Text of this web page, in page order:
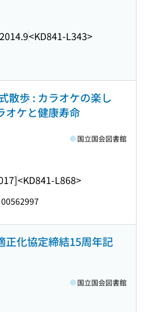
2014.9<KD841-L343>
散歩 : カラオケの楽し
オケと健康寿命
<KD841-L868>
国立国会図書館
00562997
正化協定締結15周年記
国立国会図書館